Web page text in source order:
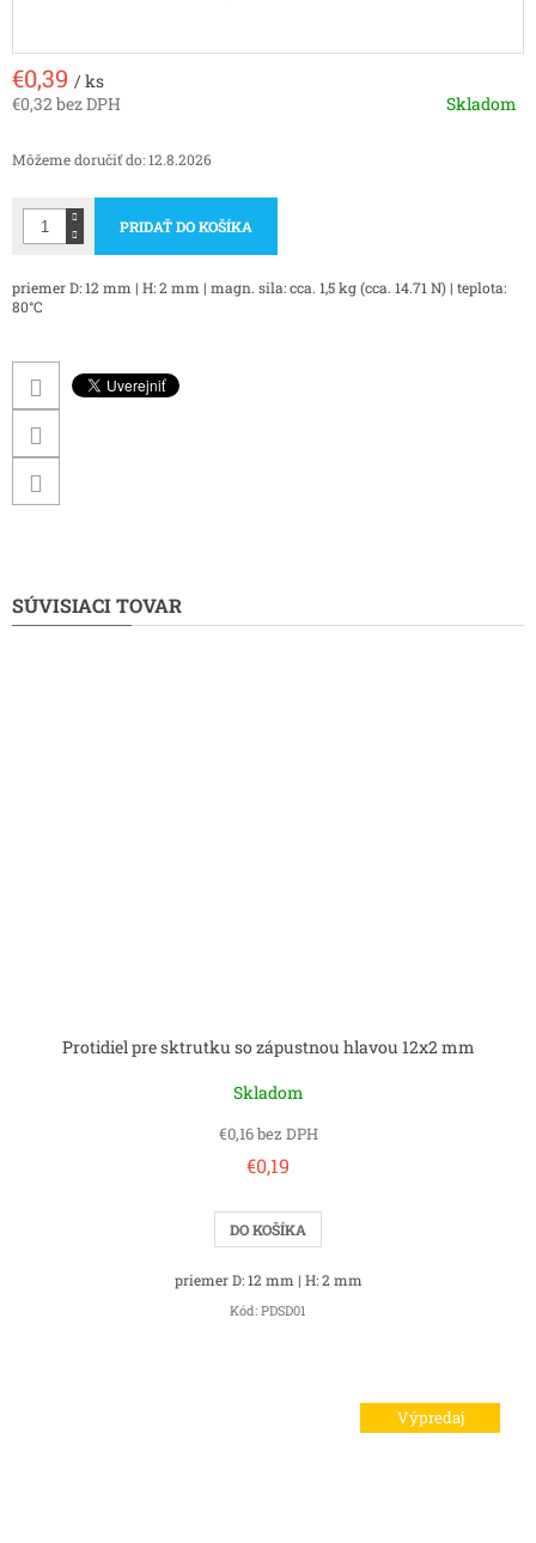
€0,39 / ks
€0,32 bez DPH
cena:
Skladom
Môžeme doručiť do:12.8.2026
PRIDAŤ DO KOŠÍKA
priemer D: 12 mm | H: 2 mm | magn. sila: cca. 1,5 kg (cca. 14.71 N) | teplota:
80°C
SÚVISIACI TOVAR
Protidiel pre sktrutku so zápustnou hlavou 12x2 mm
Skladom
€0,16 bez DPH
€0,19
DO KOŠÍKA
priemer D: 12 mm | H: 2 mm
Kód: PDSD01
Výpredaj